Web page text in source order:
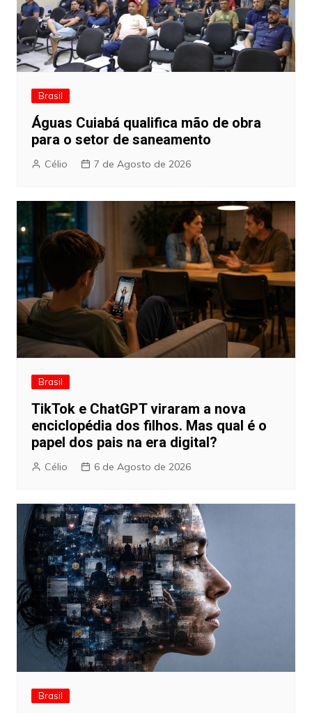
Brasil
Águas Cuiabá qualifica mão de obra
para o setor de saneamento
Célio 7 de Agosto de 2026
Brasil
TikTok e ChatGPT viraram a nova
enciclopédia dos filhos. Mas qual é o
papel dos pais na era digital?
Célio 6 de Agosto de 2026
Brasil